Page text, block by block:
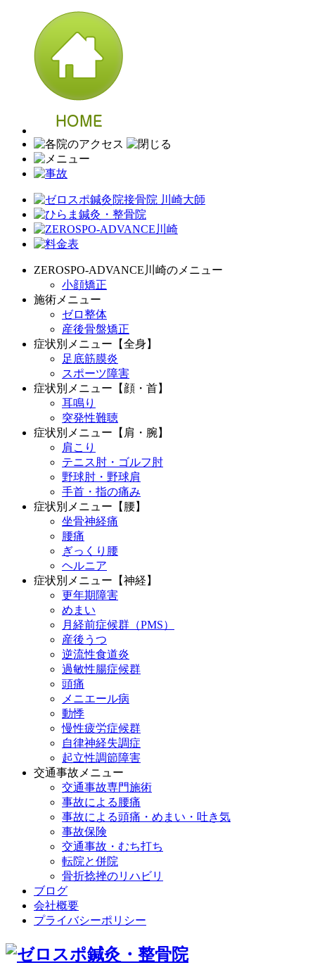
ZEROSPO-ADVANCE川崎のメニュー
小顔矯正
施術メニュー
ゼロ整体
産後骨盤矯正
症状別メニュー【全身】
足底筋膜炎
スポーツ障害
症状別メニュー【顔・首】
耳鳴り
突発性難聴
症状別メニュー【肩・腕】
肩こり
テニス肘・ゴルフ肘
野球肘・野球肩
手首・指の痛み
症状別メニュー【腰】
坐骨神経痛
腰痛
ぎっくり腰
ヘルニア
症状別メニュー【神経】
更年期障害
めまい
月経前症候群（PMS）
産後うつ
逆流性食道炎
過敏性腸症候群
頭痛
メニエール病
動悸
慢性疲労症候群
自律神経失調症
起立性調節障害
交通事故メニュー
交通事故専門施術
事故による腰痛
事故による頭痛・めまい・吐き気
事故保険
交通事故・むち打ち
転院と併院
骨折捻挫のリハビリ
ブログ
会社概要
プライバシーポリシー